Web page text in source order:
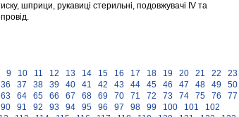
шприци, рукавиці стерильні, подовжувачі IV та
9 10 11 12 13 14 15 16 17 18 19 20 21 22
23
36 37 38 39 40 41 42 43 44 45 46 47 48 49
50
63 64 65 66 67 68 69 70 71 72 73 74 75 76
77
90 91 92 93 94 95 96 97 98 99 100 101
102